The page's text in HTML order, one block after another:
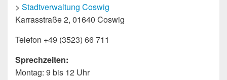
> Stadtverwaltung Coswig
Karrasstraße 2, 01640 Coswig
Telefon +49 (3523) 66 711
Sprechzeiten:
Montag: 9 bis 12 Uhr